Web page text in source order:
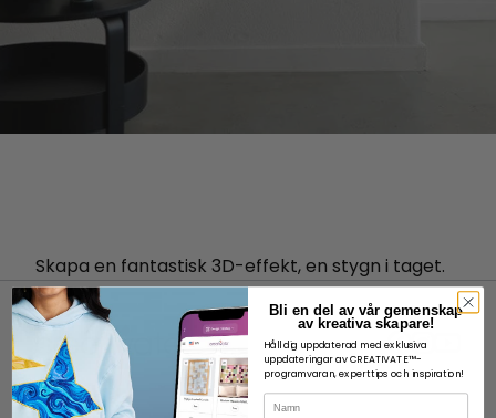
Skapa en fantastisk 3D-effekt, en stygn i taget.
OM
Bli en del av vår gemenskap
av kreativa skapare!
Håll dig uppdaterad med exklusiva
uppdateringar av CREATIVATE™-
programvaran, experttips och inspiration!
Namn